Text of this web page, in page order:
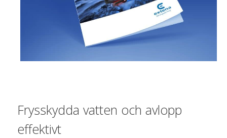
Frysskydda vatten och avlopp
effektivt